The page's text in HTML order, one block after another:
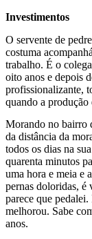
Investimentos
O servente de
costuma
trabalho. É o
oito anos e depois
profissionalizante,
quando a
Morando no bairro
da distância da
todos os dias na
quarenta minutos
uma hora e meia e
pernas doloridas, é
parece que
melhorou. Sabe
anos.